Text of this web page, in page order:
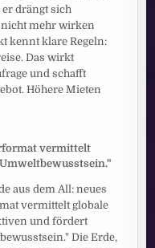
drängt sich
nicht mehr wirken
kennt klare Regeln:
Das wirkt
und schafft
Höhere Mieten
vermittelt
aus dem All: neues
vermittelt globale
und fördert
Die Erde,